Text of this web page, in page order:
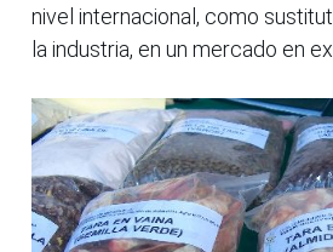
nivel internacional, como
la industria, en un mercado en